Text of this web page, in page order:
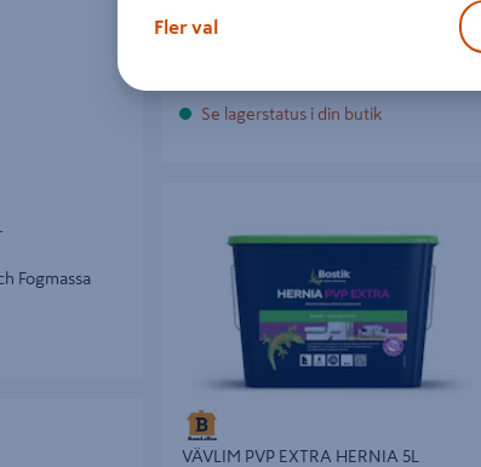
Fogmassa
Se lagerstatus i din butik
VÄVLIM PVP EXTRA HERNIA 5L
Fler val